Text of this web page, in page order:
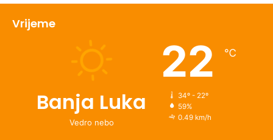
Vrijeme
Banja Luka
Vedro nebo
22 ℃
34º - 22º
59%
0.49 km/h